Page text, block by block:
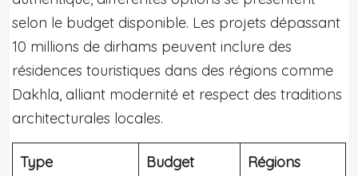
selon le budget disponible. Les projets dépassant
10 millions de dirhams peuvent inclure des
résidences touristiques dans des régions comme
Dakhla, alliant modernité et respect des traditions
architecturales locales.
Type
Budget
Régions